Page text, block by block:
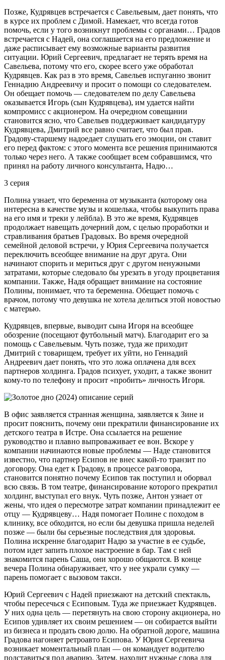
Позже, Кудрявцев встречается с Савельевым, дает понять, что
в курсе их проблем с Димой. Намекает, что всегда готов
помочь, если у того возникнут проблемы с органами… Градов
встречается с Надей, она соглашается на его предложение и
даже расписывает ему возможные варианты развития
ситуации. Юрий Сергеевич, предлагает не терять время на
Савельева, потому что его, скорее всего уже обработал
Кудрявцев. Как раз в это время, Савельев испуганно звонит
Геннадию Андреевичу и просит о помощи со следователем.
Он обещает помочь — следователем по делу Савельева
оказывается Игорь (сын Кудрявцева), им удается найти
компромисс с акционером. На очередном совещании
становится ясно, что Савельев поддерживает кандидатуру
Кудрявцева, Дмитрий все равно считает, что был прав.
Градову-старшему надоедает слушать его эмоции, он ставит
его перед фактом: с этого момента все решения принимаются
только через него. А также сообщает всем собравшимся, что
принял на работу личного консультанта, Надю…
3 серия
Полина узнает, что беременна от музыканта (которому она
интересна в качестве музы и кошелька, чтобы выкупить права
на его имя и треки у лейбла). В это же время, Кудрявцев
продолжает навещать дочерний дом, с целью проработки и
стравливания братьев Градовых. Во время очередной
семейной деловой встречи, у Юрия Сергеевича получается
переключить всеобщее внимание на друг друга. Они
начинают спорить и мериться друг с другом ненужными
затратами, которые следовало бы урезать в угоду процветания
компании. Также, Надя обращает внимание на состояние
Полины, понимает, что та беременна. Обещает помочь с
врачом, потому что девушка не хотела делиться этой новостью
с матерью.
Кудрявцев, впервые, выводит сына Игоря на всеобщее
обозрение (посещают футбольный матч). Благодарит его за
помощь с Савельевым. Чуть позже, туда же приходит
Дмитрий с товарищем, требует их уйти, но Геннадий
Андреевич дает понять, что это ложа оплачена для всех
партнеров холдинга. Градов психует, уходит, а также звонит
кому-то по телефону и просит «пробить» личность Игоря.
В офис заявляется странная женщина, заявляется к Зине и
просит пояснить, почему они прекратили финансирование их
детского театра в Истре. Она ссылается на решение
руководство и плавно выпроваживает ее вон. Вскоре у
компании начинаются новые проблемы — Наде становится
известно, что партнер Есипов не внес какой-то транзит по
договору. Она едет к Градову, в процессе разговора,
становится понятно почему Есипов так поступил и оборвал
всю связь. В том театре, финансирование которого прекратил
холдинг, выступал его внук. Чуть позже, Антон узнает от
жены, что идея о пересмотре затрат компании принадлежит ее
отцу — Кудрявцеву… Надя помогает Полине с походом в
клинику, все обходится, но если бы девушка пришла неделей
позже — были бы серьезные последствия для здоровья.
Полина искренне благодарит Надю за участие в ее судьбе,
потом идет запить плохое настроение в бар. Там с ней
знакомится парень Саша, они хорошо общаются. В конце
вечера Полина обнаруживает, что у нее украли сумку —
парень помогает с вызовом такси.
Юрий Сергеевич с Надей приезжают на детский спектакль,
чтобы пересечься с Есиповым. Туда же приезжает Кудрявцев.
У них одна цель — перетянуть на свою сторону акционера, но
Есипов удивляет их своим решением — он собирается выйти
из бизнеса и продать свою долю. На обратной дороге, машина
Градова нагоняет ретроавто Есипова. У Юрия Сергеевича
возникает моментальный план — он командует водителю
подставиться под аварию. Затем, находит нужные слова для